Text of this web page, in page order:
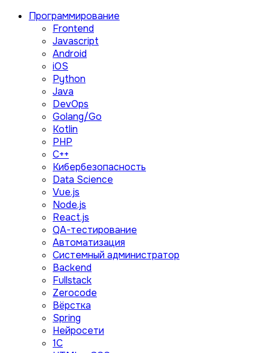
Программирование
Frontend
Javascript
Android
iOS
Python
Java
DevOps
Golang/Go
Kotlin
PHP
C++
Кибербезопасность
Data Science
Vue.js
Node.js
React.js
QA-тестирование
Автоматизация
Системный администратор
Backend
Fullstack
Zerocode
Вёрстка
Spring
Нейросети
1C